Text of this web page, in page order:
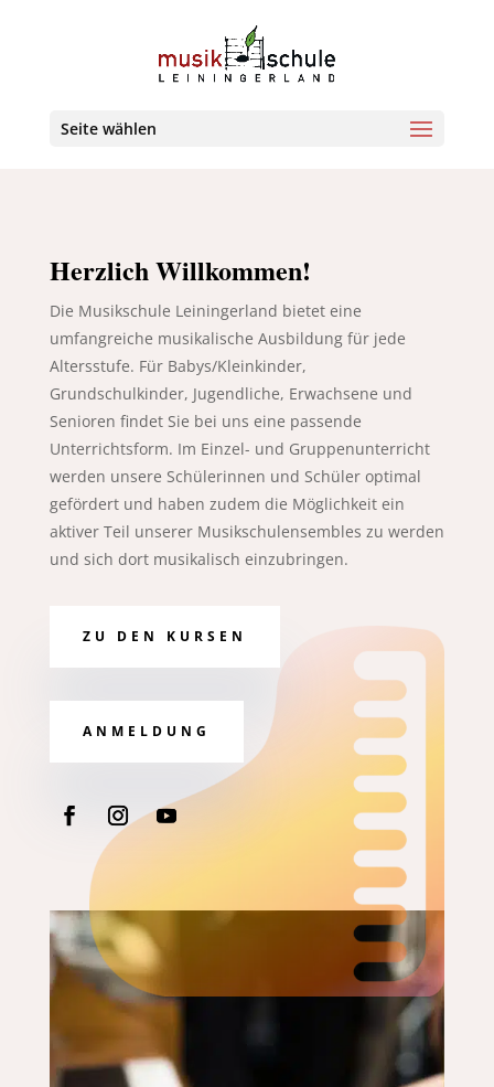
Seite wählen
Herzlich Willkommen!
Die Musikschule Leiningerland bietet eine
umfangreiche musikalische Ausbildung für jede
Altersstufe. Für Babys/Kleinkinder,
Grundschulkinder, Jugendliche, Erwachsene und
Senioren findet Sie bei uns eine passende
Unterrichtsform. Im Einzel- und Gruppenunterricht
werden unsere Schülerinnen und Schüler optimal
gefördert und haben zudem die Möglichkeit ein
aktiver Teil unserer Musikschulensembles zu werden
und sich dort musikalisch einzubringen.
ZU DEN KURSEN
ANMELDUNG